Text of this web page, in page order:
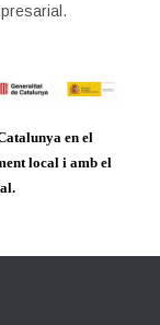
en el
local i amb el